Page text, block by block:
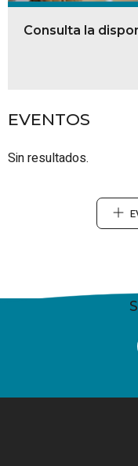
Consulta la
EVENTOS
Sin resultados.